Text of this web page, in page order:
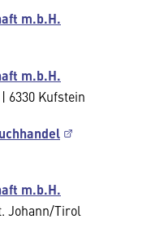
m.b.H.
m.b.H.
6330 Kufstein
m.b.H.
Johann/Tirol